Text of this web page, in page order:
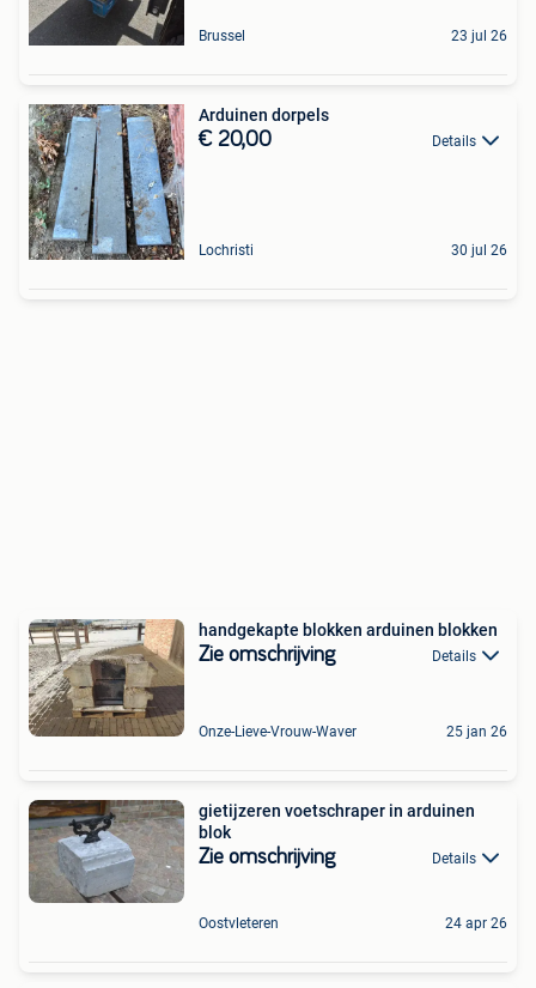
Brussel 23 jul 26
Arduinen dorpels
€ 20,00 Details
Lochristi 30 jul 26
handgekapte blokken arduinen blokken
Zie omschrijving Details
Onze-Lieve-Vrouw-Waver 25 jan 26
gietijzeren voetschraper in arduinen
blok
Zie omschrijving Details
Oostvleteren 24 apr 26